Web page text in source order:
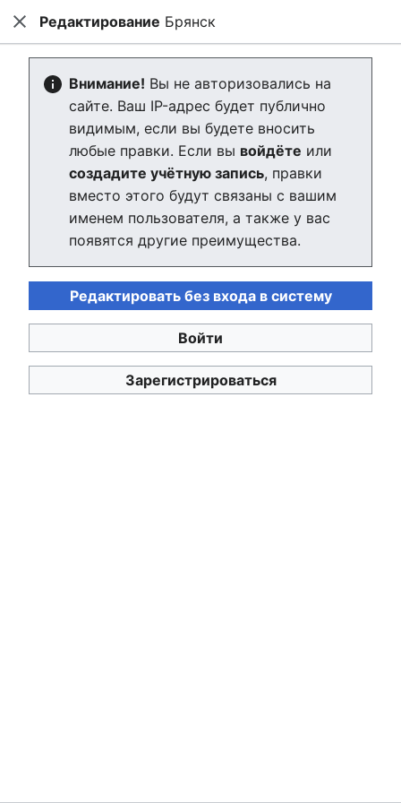
hpluswiki
Создание: Брянск
Редактор скоро загрузится. Если через несколько
секунд вы будете по-прежнему видеть это
сообщение, пожалуйста,перезагрузите страницу
hpluswiki
Политика конфиденциальности Настольная версия
Закрыть
Редактирование Брянск
Внимание! Вы не авторизовались на
сайте. Ваш IP-адрес будет публично
видимым, если вы будете вносить
любые правки. Если вы войдёте или
создадите учётную запись, правки
вместо этого будут связаны с вашим
именем пользователя, а также у вас
появятся другие преимущества.
Редактировать без входа в систему
Войти
Зарегистрироваться